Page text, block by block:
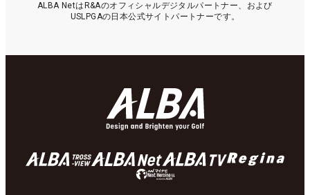
ALBA NetはR&Aのオフィシャルデジタルパートナー、および
USLPGAの日本公式サイトパートナーです。